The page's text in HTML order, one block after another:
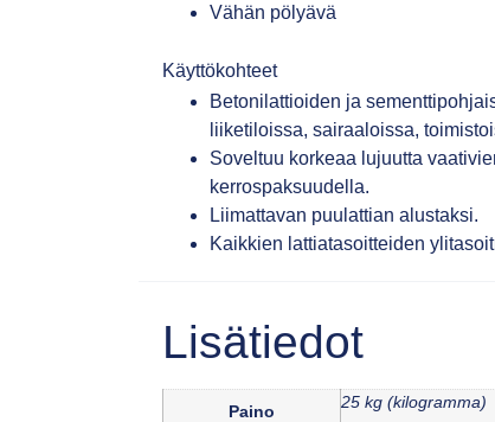
Vähän pölyävä
Käyttökohteet
Betonilattioiden ja
liiketiloissa, sairaaloissa,
Soveltuu korkeaa lujuutta
kerrospaksuudella.
Liimattavan puulattian alustaksi.
Kaikkien lattiatasoitteiden
Lisätiedot
Paino 25 kg (kilogramma)